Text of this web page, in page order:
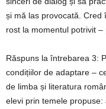
și mă las provocată. Cred
rost la momentul potrivit –
Răspuns la întrebarea 3:
condițiilor de adaptare –
de limba și literatura
elevi prin temele propuse: